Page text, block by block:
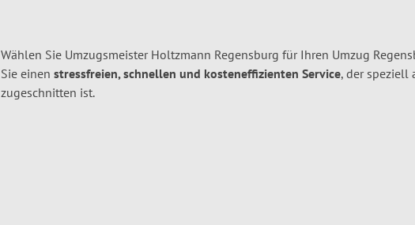
Wählen Sie Umzugsmeister Holtzmann Regensburg für Ihren Umzug
Sie einen stressfreien, schnellen und kosteneffizienten Service, der speziell
zugeschnitten ist.